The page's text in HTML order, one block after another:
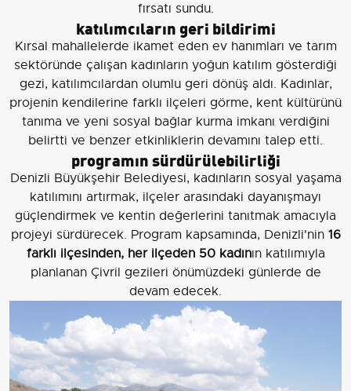
fırsatı sundu.
katılımcıların geri bildirimi
Kırsal mahallelerde ikamet eden ev hanımları ve tarım
sektöründe çalışan kadınların yoğun katılım gösterdiği
gezi, katılımcılardan olumlu geri dönüş aldı. Kadınlar,
projenin kendilerine farklı ilçeleri görme, kent kültürünü
tanıma ve yeni sosyal bağlar kurma imkanı verdiğini
belirtti ve benzer etkinliklerin devamını talep etti.
programın sürdürülebilirliği
Denizli Büyükşehir Belediyesi, kadınların sosyal yaşama
katılımını artırmak, ilçeler arasındaki dayanışmayı
güçlendirmek ve kentin değerlerini tanıtmak amacıyla
projeyi sürdürecek. Program kapsamında, Denizli'nin 16
farklı ilçesinden, her ilçeden 50 kadının katılımıyla
planlanan Çivril gezileri önümüzdeki günlerde de
devam edecek.